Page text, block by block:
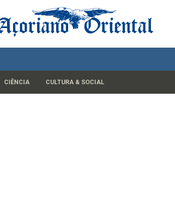
CIÊNCIA CULTURA & SOCIAL